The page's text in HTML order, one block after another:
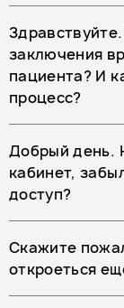
заключения
пациента? И
процесс?
Добрый день.
кабинет,
доступ?
Скажите
откроеться